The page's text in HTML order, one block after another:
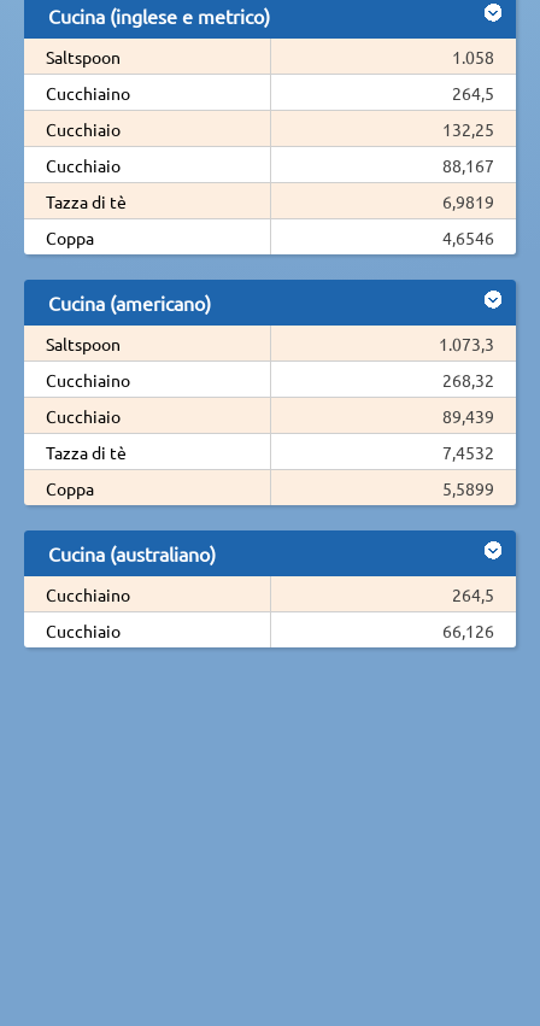
Cucina (inglese e metrico)
Saltspoon
1.058
Cucchiaino
264,5
Cucchiaio
132,25
Cucchiaio
88,167
Tazza di tè
6,9819
Coppa
4,6546
Cucina (americano)
Saltspoon
1.073,3
Cucchiaino
268,32
Cucchiaio
89,439
Tazza di tè
7,4532
Coppa
5,5899
Cucina (australiano)
Cucchiaino
264,5
Cucchiaio
66,126